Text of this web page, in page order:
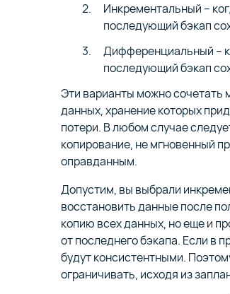
Инкрементальный –
последующий бэкап
Дифференциальный –
последующий бэкап
Эти варианты можно
данных, хранение которых
потери. В любом случае
копирование, не мгновенный
оправданным.
Допустим, вы выбрали
восстановить данные после
копию всех данных, но еще и
от последнего бэкапа. Если в
будут консистентными.
ограничивать, исходя из